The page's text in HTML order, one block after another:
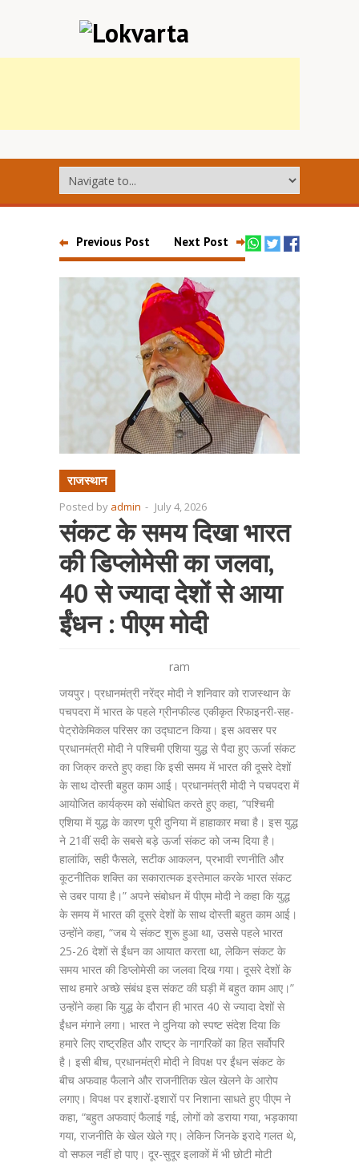
Previous Post Next Post
राजस्थान
Posted by admin - July 4, 2026
संकट के समय दिखा भारत
की डिप्लोमेसी का जलवा,
40 से ज्यादा देशों से आया
ईंधन : पीएम मोदी
ram
जयपुर। प्रधानमंत्री नरेंद्र मोदी ने शनिवार को राजस्थान के
पचपदरा में भारत के पहले ग्रीनफील्ड एकीकृत रिफाइनरी-सह-
पेट्रोकेमिकल परिसर का उद्घाटन किया। इस अवसर पर
प्रधानमंत्री मोदी ने पश्चिमी एशिया युद्ध से पैदा हुए ऊर्जा संकट
का जिक्र करते हुए कहा कि इसी समय में भारत की दूसरे देशों
के साथ दोस्ती बहुत काम आई। प्रधानमंत्री मोदी ने पचपदरा में
आयोजित कार्यक्रम को संबोधित करते हुए कहा, “पश्चिमी
एशिया में युद्ध के कारण पूरी दुनिया में हाहाकार मचा है। इस युद्ध
ने 21वीं सदी के सबसे बड़े ऊर्जा संकट को जन्म दिया है।
हालांकि, सही फैसले, सटीक आकलन, प्रभावी रणनीति और
कूटनीतिक शक्ति का सकारात्मक इस्तेमाल करके भारत संकट
से उबर पाया है।” अपने संबोधन में पीएम मोदी ने कहा कि युद्ध
के समय में भारत की दूसरे देशों के साथ दोस्ती बहुत काम आई।
उन्होंने कहा, “जब ये संकट शुरू हुआ था, उससे पहले भारत
25-26 देशों से ईंधन का आयात करता था, लेकिन संकट के
समय भारत की डिप्लोमेसी का जलवा दिख गया। दूसरे देशों के
साथ हमारे अच्छे संबंध इस संकट की घड़ी में बहुत काम आए।”
उन्होंने कहा कि युद्ध के दौरान ही भारत 40 से ज्यादा देशों से
ईंधन मंगाने लगा। भारत ने दुनिया को स्पष्ट संदेश दिया कि
हमारे लिए राष्ट्रहित और राष्ट्र के नागरिकों का हित सर्वोपरि
है। इसी बीच, प्रधानमंत्री मोदी ने विपक्ष पर ईंधन संकट के
बीच अफवाह फैलाने और राजनीतिक खेल खेलने के आरोप
लगाए। विपक्ष पर इशारों-इशारों पर निशाना साधते हुए पीएम ने
कहा, “बहुत अफवाएं फैलाई गई, लोगों को डराया गया, भड़काया
गया, राजनीति के खेल खेले गए। लेकिन जिनके इरादे गलत थे,
वो सफल नहीं हो पाए। दूर-सुदूर इलाकों में भी छोटी मोटी